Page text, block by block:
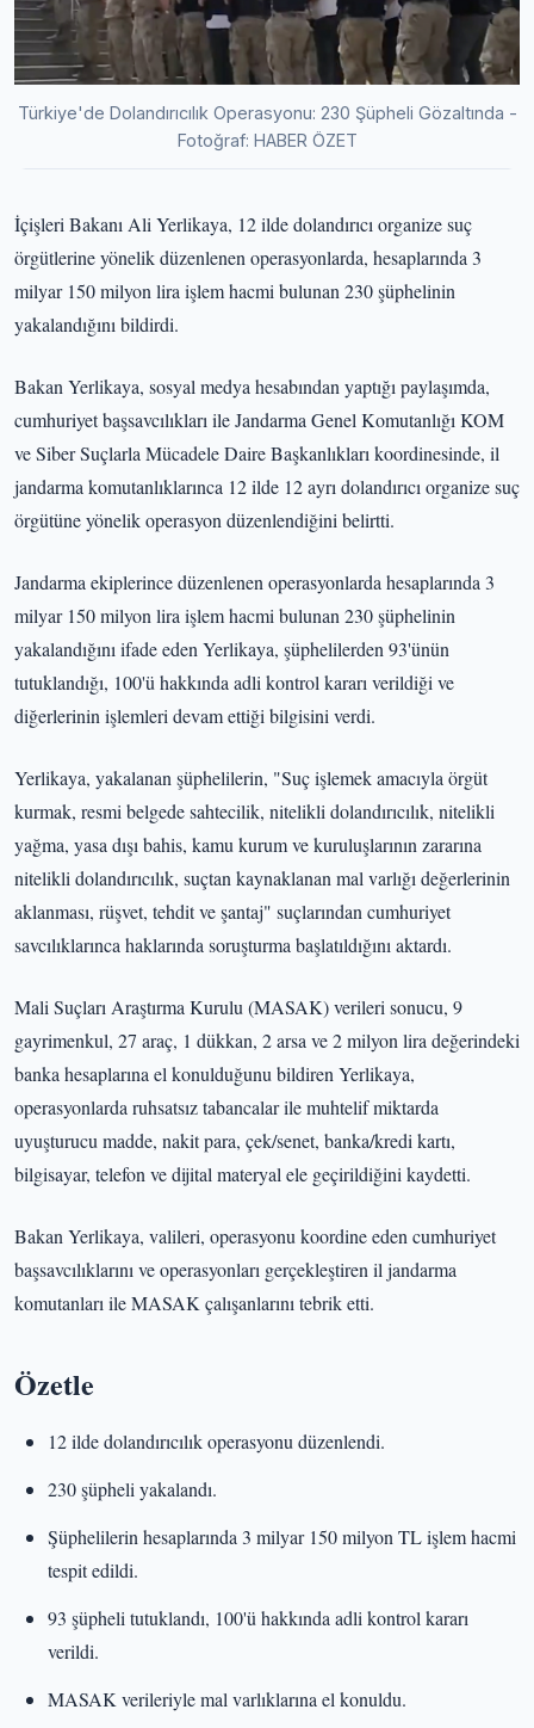
Türkiye'de Dolandırıcılık Operasyonu: 230 Şüpheli Gözaltında -
Fotoğraf: HABER ÖZET
İçişleri Bakanı Ali Yerlikaya, 12 ilde dolandırıcı organize suç
örgütlerine yönelik düzenlenen operasyonlarda, hesaplarında 3
milyar 150 milyon lira işlem hacmi bulunan 230 şüphelinin
yakalandığını bildirdi.
Bakan Yerlikaya, sosyal medya hesabından yaptığı paylaşımda,
cumhuriyet başsavcılıkları ile Jandarma Genel Komutanlığı KOM
ve Siber Suçlarla Mücadele Daire Başkanlıkları koordinesinde, il
jandarma komutanlıklarınca 12 ilde 12 ayrı dolandırıcı organize suç
örgütüne yönelik operasyon düzenlendiğini belirtti.
Jandarma ekiplerince düzenlenen operasyonlarda hesaplarında 3
milyar 150 milyon lira işlem hacmi bulunan 230 şüphelinin
yakalandığını ifade eden Yerlikaya, şüphelilerden 93'ünün
tutuklandığı, 100'ü hakkında adli kontrol kararı verildiği ve
diğerlerinin işlemleri devam ettiği bilgisini verdi.
Yerlikaya, yakalanan şüphelilerin, "Suç işlemek amacıyla örgüt
kurmak, resmi belgede sahtecilik, nitelikli dolandırıcılık, nitelikli
yağma, yasa dışı bahis, kamu kurum ve kuruluşlarının zararına
nitelikli dolandırıcılık, suçtan kaynaklanan mal varlığı değerlerinin
aklanması, rüşvet, tehdit ve şantaj" suçlarından cumhuriyet
savcılıklarınca haklarında soruşturma başlatıldığını aktardı.
Mali Suçları Araştırma Kurulu (MASAK) verileri sonucu, 9
gayrimenkul, 27 araç, 1 dükkan, 2 arsa ve 2 milyon lira değerindeki
banka hesaplarına el konulduğunu bildiren Yerlikaya,
operasyonlarda ruhsatsız tabancalar ile muhtelif miktarda
uyuşturucu madde, nakit para, çek/senet, banka/kredi kartı,
bilgisayar, telefon ve dijital materyal ele geçirildiğini kaydetti.
Bakan Yerlikaya, valileri, operasyonu koordine eden cumhuriyet
başsavcılıklarını ve operasyonları gerçekleştiren il jandarma
komutanları ile MASAK çalışanlarını tebrik etti.
Özetle
12 ilde dolandırıcılık operasyonu düzenlendi.
230 şüpheli yakalandı.
Şüphelilerin hesaplarında 3 milyar 150 milyon TL işlem hacmi
tespit edildi.
93 şüpheli tutuklandı, 100'ü hakkında adli kontrol kararı
verildi.
MASAK verileriyle mal varlıklarına el konuldu.